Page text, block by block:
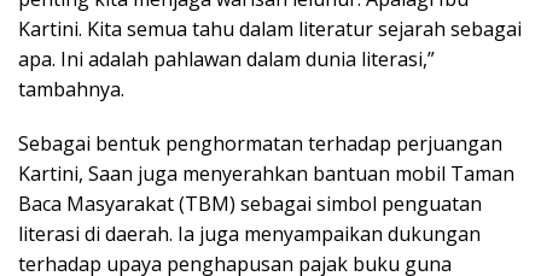
Kartini. Kita semua tahu dalam literatur sejarah sebagai
apa. Ini adalah pahlawan dalam dunia literasi,”
tambahnya.
Sebagai bentuk penghormatan terhadap perjuangan
Kartini, Saan juga menyerahkan bantuan mobil Taman
Baca Masyarakat (TBM) sebagai simbol penguatan
literasi di daerah. Ia juga menyampaikan dukungan
terhadap upaya penghapusan pajak buku guna